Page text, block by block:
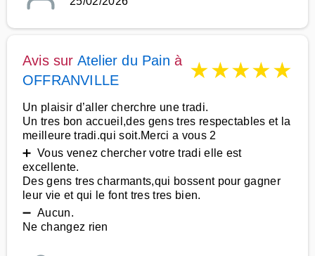
Avis sur Atelier du Pain à
OFFRANVILLE
★★★★★
Un plaisir d’aller cherchre une tradi.
Un tres bon accueil,des gens tres respectables et la
meilleure tradi.qui soit.Merci a vous 2
➕ Vous venez chercher votre tradi elle est
excellente.
Des gens tres charmants,qui bossent pour gagner
leur vie et qui le font tres tres bien.
➖ Aucun.
Ne changez rien